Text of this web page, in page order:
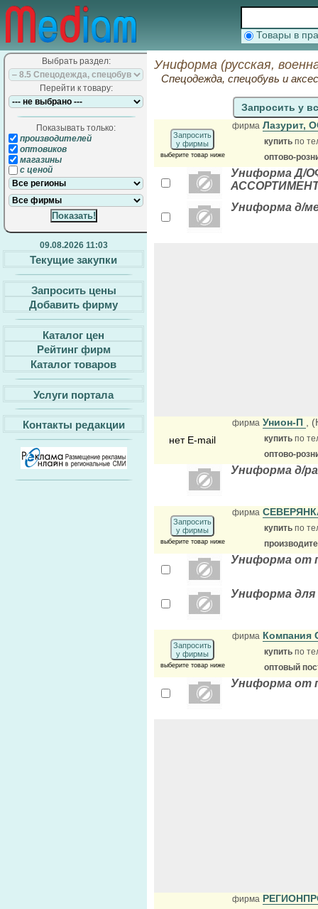
Товары в
Выбрать раздел:
Перейти к товару:
Показывать только:
производителей
оптовиков
магазины
с ценой
09.08.2026 11:03
Текущие закупки
Запросить цены
Добавить фирму
Каталог цен
Рейтинг фирм
Каталог товаров
Услуги портала
Контакты редакции
Униформа (русская,
Спецодежда, спецобувь и
Запросить у
Запросить
у фирмы
выберите товар ниже
фирма Лазурит,
купить по
оптово-
Униформа Д/
Униформа д/
нет E-mail
фирма Унион-П ,
купить по
оптово-
Униформа д/
Запросить
у фирмы
выберите товар ниже
фирма
купить по
Униформа от
Униформа для
Запросить
у фирмы
выберите товар ниже
фирма
купить по
оптовый
Униформа от
фирма